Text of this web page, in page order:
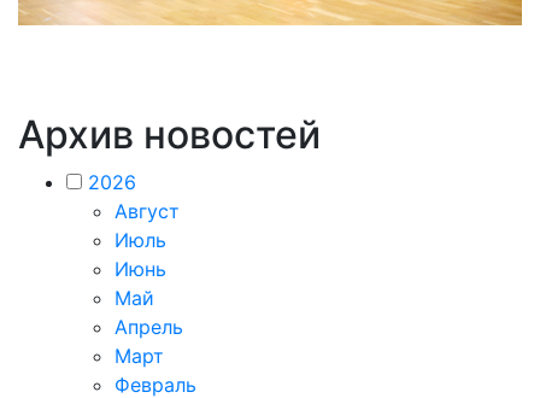
Архив новостей
2026
Август
Июль
Июнь
Май
Апрель
Март
Февраль